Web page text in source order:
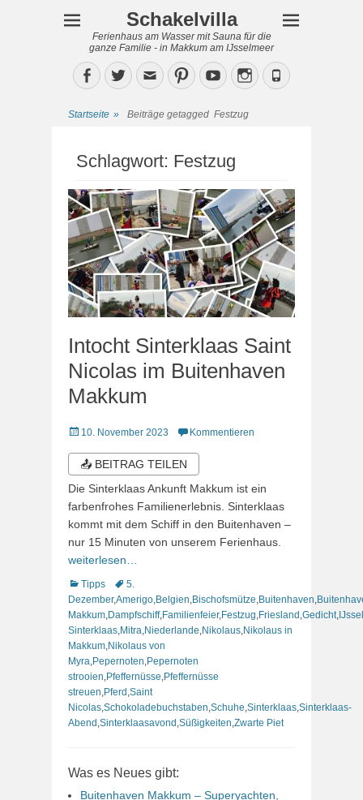
Schakelvilla
Ferienhaus am Wasser mit Sauna für die
ganze Familie - in Makkum am IJsselmeer
Facebook
TwitterEmailPinterestYouTubeInstagram
Phone
Startseite » Beiträge getagged Festzug
Schlagwort: Festzug
Intocht Sinterklaas Saint
Nicolas im Buitenhaven
Makkum
Veröffentlicht
10. November 2023 Kommentieren
📤 BEITRAG TEILEN
Die Sinterklaas Ankunft Makkum ist ein
farbenfrohes Familienerlebnis. Sinterklaas
kommt mit dem Schiff in den Buitenhaven –
nur 15 Minuten von unserem Ferienhaus.
weiterlesen…
Kategorien
Tipps Schlagworte
5.
Dezember,Amerigo Belgien Bischofsmütze Buitenhaven
Makkum Dampfschiff, Familienfeier, Festzug Friesland Gedicht
Sinterklaas Mitra Niederlande Nikolaus Nikolaus in
Makkum Nikolaus von
Myra Pepernoten Pepernoten
strooien Pfeffernüsse Pfeffernüsse
streuen Pferd Saint
Nicolas Schokoladebuchstaben Schuhe Sinterklaas Sinterklaas-
Abend Sinterklaasavond Süßigkeiten Zwarte Piet
Was es Neues gibt:
Buitenhaven Makkum – Superyachten,